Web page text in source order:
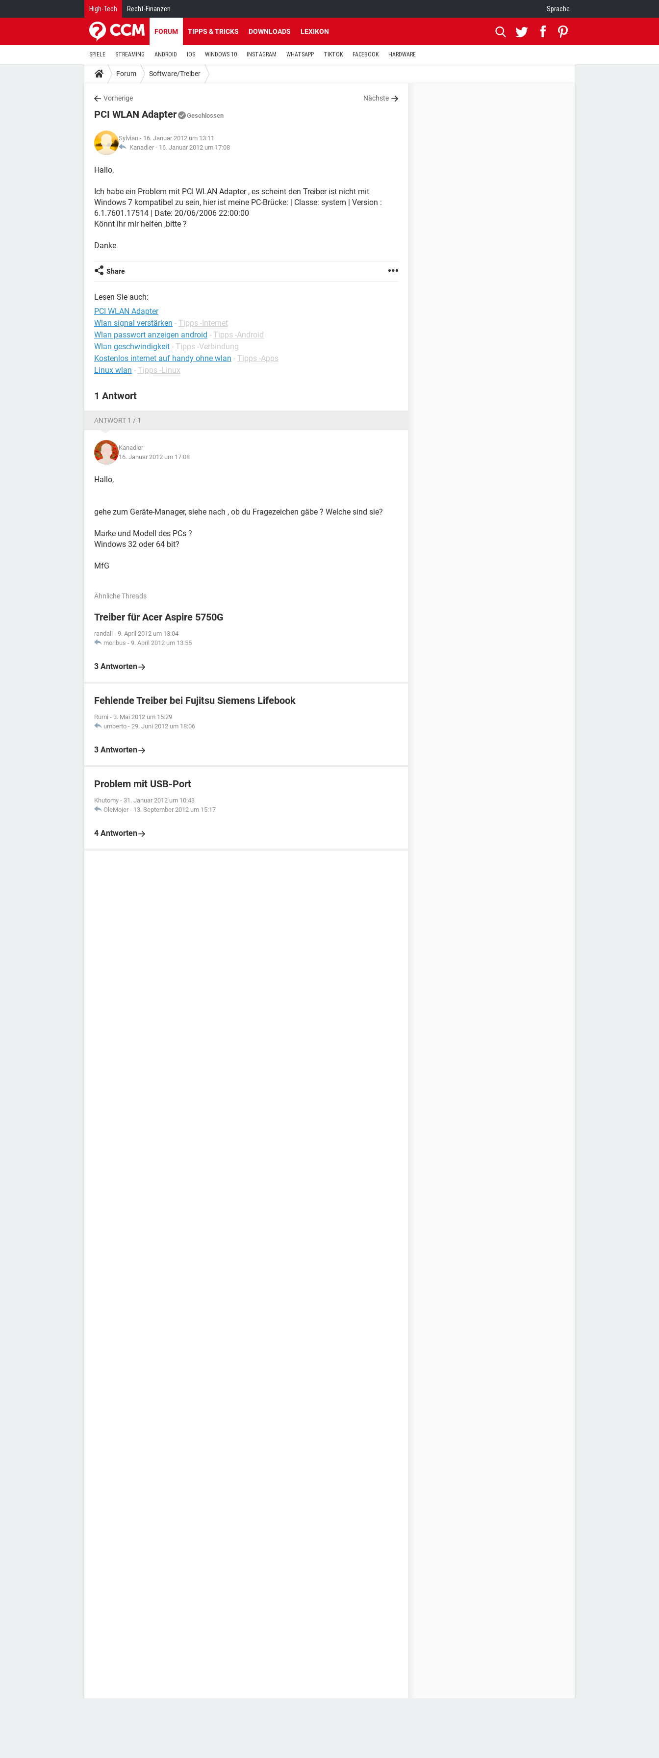
High-Tech Recht-Finanzen Sprache
FORUM TIPPS & TRICKS DOWNLOADS LEXIKON
SPIELE STREAMING ANDROID IOS WINDOWS 10 INSTAGRAM WHATSAPP TIKTOK FACEBOOK HARDWARE
Forum Software/Treiber
Vorherige Nächste
PCI WLAN Adapter Geschlossen
Sylvian - 16. Januar 2012 um 13:11
Kanadler - 16. Januar 2012 um 17:08
Hallo,
Ich habe ein Problem mit PCI WLAN Adapter , es scheint den Treiber ist nicht mit
Windows 7 kompatibel zu sein, hier ist meine PC-Brücke: | Classe: system | Version :
6.1.7601.17514 | Date: 20/06/2006 22:00:00
Könnt ihr mir helfen ,bitte ?
Danke
Share
Lesen Sie auch:
PCI WLAN Adapter
Wlan signal verstärken - Tipps -Internet
Wlan passwort anzeigen android - Tipps -Android
Wlan geschwindigkeit - Tipps -Verbindung
Kostenlos internet auf handy ohne wlan - Tipps -Apps
Linux wlan - Tipps -Linux
1 Antwort
ANTWORT 1 / 1
Kanadler
16. Januar 2012 um 17:08
Hallo,
gehe zum Geräte-Manager, siehe nach , ob du Fragezeichen gäbe ? Welche sind sie?
Marke und Modell des PCs ?
Windows 32 oder 64 bit?
MfG
Ähnliche Threads
Treiber für Acer Aspire 5750G
randall - 9. April 2012 um 13:04
moribus - 9. April 2012 um 13:55
3 Antworten
Fehlende Treiber bei Fujitsu Siemens Lifebook
Rumi - 3. Mai 2012 um 15:29
umberto - 29. Juni 2012 um 18:06
3 Antworten
Problem mit USB-Port
Khutomy - 31. Januar 2012 um 10:43
OleMojer - 13. September 2012 um 15:17
4 Antworten